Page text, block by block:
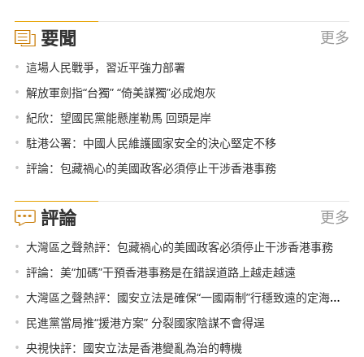
要聞 更多
• 這場人民戰爭，習近平強力部署
• 解放軍劍指“台獨” “倚美謀獨”必成炮灰
• 紀欣：望國民黨能懸崖勒馬 回頭是岸
• 駐港公署：中國人民維護國家安全的決心堅定不移
• 評論：包藏禍心的美國政客必須停止干涉香港事務
評論 更多
• 大灣區之聲熱評：包藏禍心的美國政客必須停止干涉香港事務
• 評論：美“加碼”干預香港事務是在錯誤道路上越走越遠
• 大灣區之聲熱評：國安立法是確保“一國兩制”行穩致遠的定海神針
• 民進黨當局推“援港方案” 分裂國家陰謀不會得逞
• 央視快評：國安立法是香港變亂為治的轉機